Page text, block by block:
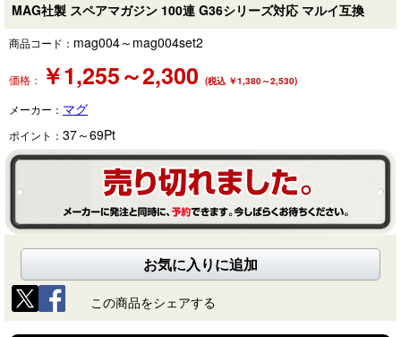
MAG社製 スペアマガジン 100連 G36シリーズ対応 マルイ互換
商品コード： mag004～mag004set2
価格： ￥1,255～2,300 (税込 ￥1,380～2,530)
メーカー： マグ
ポイント： 37～69Pt
お気に入りに追加
この商品をシェアする